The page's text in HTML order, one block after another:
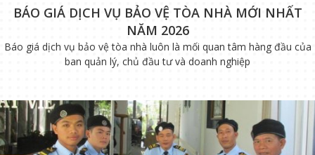
BÁO GIÁ DỊCH VỤ BẢO VỆ TÒA NHÀ MỚI NHẤT
NĂM 2026
Báo giá dịch vụ bảo vệ tòa nhà luôn là mối quan tâm hàng đầu của
ban quản lý, chủ đầu tư và doanh nghiệp